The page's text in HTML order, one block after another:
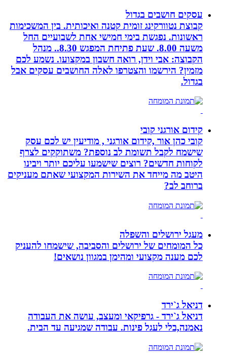
עסקים חושבים בגדול
קבוצת נטוורקינג זומית קטנה ואיכותית. בין המשכימות
ראשונות. נפגשת בימי חמישי אחת לשבועיים החל
משעה 8.00. שעת פתיחת המפגש 8.30.. מנהל
הקבוצה: אבי וידן, רואה חשבון במקצועו. נשמע לכם
מזמין? הירשמו והצטרפו לאלה החושבים עסקים אבל
בגדול.
קידום אורגני קובי
קובי כהן אור ,קידום אורגני , מודיעין יש לכם עסק
שישמח לקבל תשומת לב נוספת? משתוקקים לצרף
לקוחות חדשים? רוצים שישמעו עליכם יותר ויבינו
היטב מה מייחד את השירות המקצועי שאתם מעניקים
ברוחב לב?
מעגל ירושלים והשפלה
כל המומחים של ירושלים והסביבה, שישמחו להעניק
לכם מענה מקצועי ומהימן במגוון נושאים!
דניאל ג`ירד
דניאל ג`ירד - גרפיקאי ומעצב, עושה את העבודה
נאמנה,בלי לעגל פינות. עבודה שמגיעה עד הבית.